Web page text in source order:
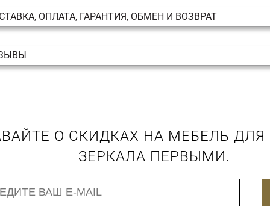
ОПЛАТА, ГАРАНТИЯ, ОБМЕН И ВОЗВРАТ
О СКИДКАХ НА МЕБЕЛЬ
ЗЕРКАЛА ПЕРВЫМИ.